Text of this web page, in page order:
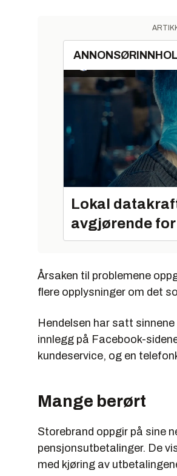
Lokal
avgjørende
Årsaken til problemene
flere opplysninger om det
Hendelsen har satt
innlegg på Facebook-
kundeservice, og en
Mange berørt
Storebrand oppgir på sine
pensjonsutbetalinger. De
med kjøring av